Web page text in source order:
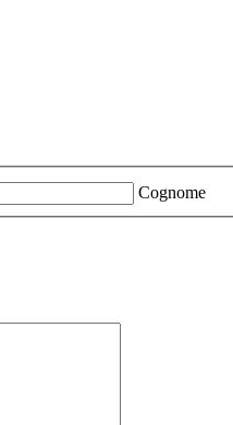
Cognome